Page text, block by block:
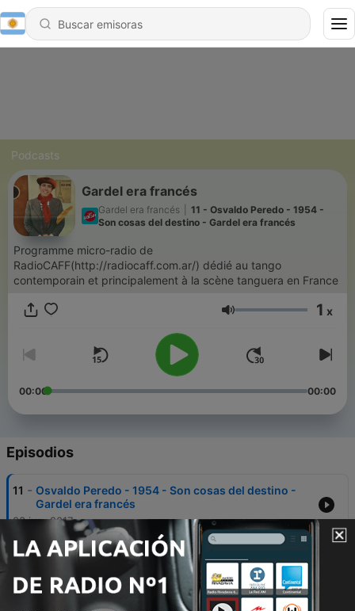
Podcasts
Gardel era francés
Gardel era francés
11 - Osvaldo Peredo - 1954 -
Son cosas del destino - Gardel era francés
Programme micro-radio de
RadioCAFF(http://radiocaff.com.ar/) dédié au tango
contemporain et principalement à la scène tanguera en France
Volumen 1 x
00:00 00:00
Episodios
11 - Osvaldo Peredo - 1954 - Son cosas del destino -
Gardel era francés
03 jun. 2017
10 - Cuarteto Lunares - Quinquela - Gardel era francés
Machine à écrire - Dictionnaire passionné du tango